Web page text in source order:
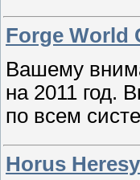
Forge World
Вашему
на 2011 год.
по всем
Horus